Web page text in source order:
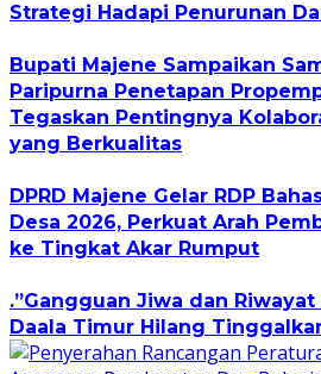
Strategi Hadapi Penurunan
Bupati Majene Sampaikan
Paripurna Penetapan
Tegaskan Pentingnya
yang Berkualitas
DPRD Majene Gelar RDP
Desa 2026, Perkuat Arah
ke Tingkat Akar Rumput
.”Gangguan Jiwa dan
Daala Timur Hilang